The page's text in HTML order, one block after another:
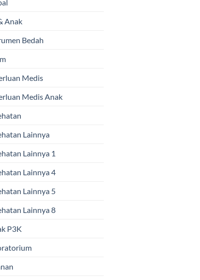
Anak
Bedah
Medis
Medis Anak
Lainnya
Lainnya 1
Lainnya 4
Lainnya 5
Lainnya 8
P3K